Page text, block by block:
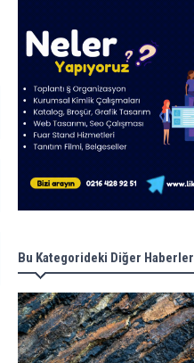
Bu Kategorideki Diğer Haberler